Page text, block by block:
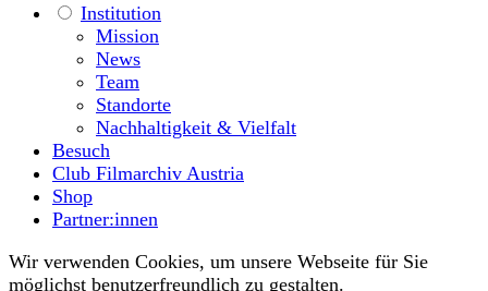
Institution
Mission
News
Team
Standorte
Nachhaltigkeit & Vielfalt
Besuch
Club Filmarchiv Austria
Shop
Partner:innen
Wir verwenden Cookies, um unsere Webseite für Sie
möglichst benutzerfreundlich zu gestalten.